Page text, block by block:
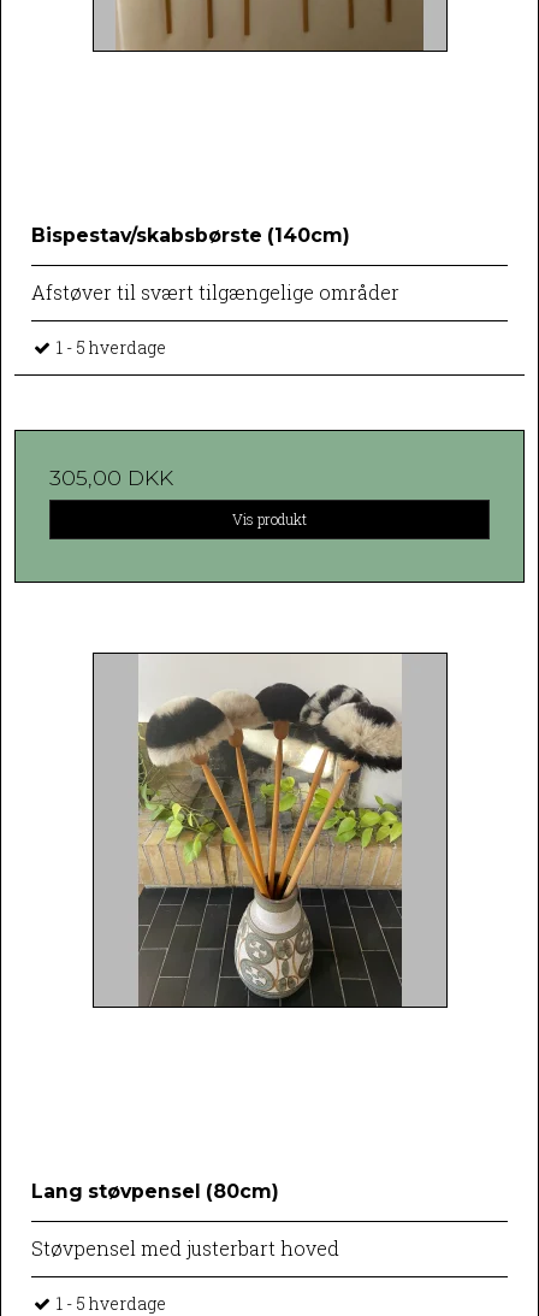
Bispestav/skabsbørste (140cm)
Afstøver til svært tilgængelige områder
1 - 5 hverdage
305,00 DKK
Vis produkt
Lang støvpensel (80cm)
Støvpensel med justerbart hoved
1 - 5 hverdage